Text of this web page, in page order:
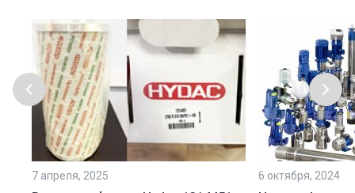
7 апреля, 2025 6 октября, 2024